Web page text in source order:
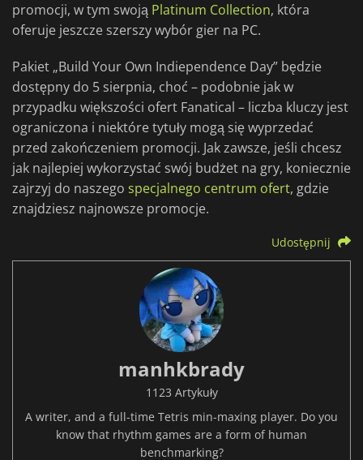
promocji, w tym swoją Platinum Collection, która
oferuje jeszcze szerszy wybór gier na PC.
Pakiet „Build Your Own Indiependence Day” będzie
dostępny do 5 sierpnia, choć – podobnie jak w
przypadku większości ofert Fanatical – liczba kluczy jest
ograniczona i niektóre tytuły mogą się wyprzedać
przed zakończeniem promocji. Jak zawsze, jeśli chcesz
jak najlepiej wykorzystać swój budżet na gry, koniecznie
zajrzyj do naszego specjalnego centrum ofert, gdzie
znajdziesz najnowsze promocje.
Udostępnij
manhkbrady
1123 Artykuły
A writer, and a full-time Tetris min-maxing player. Do you
know that rhythm games are a form of human
benchmarking?